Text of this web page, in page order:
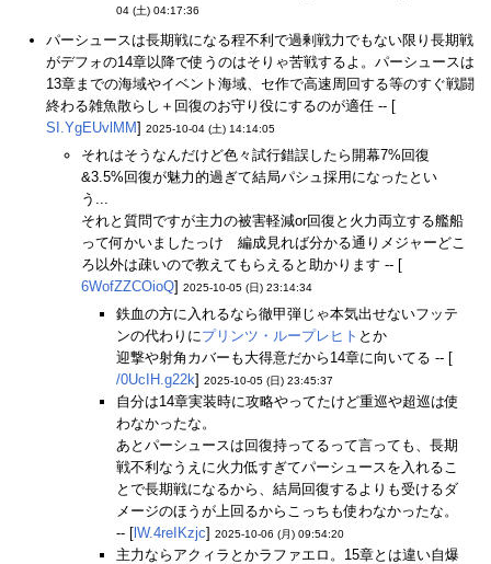
04 (土) 04:17:36
パーシュースは長期戦になる程不利で過剰戦力でもない限り長期戦
がデフォの14章以降で使うのはそりゃ苦戦するよ。パーシュースは
13章までの海域やイベント海域、セ作で高速周回する等のすぐ戦闘
終わる雑魚散らし＋回復のお守り役にするのが適任 -- [
SI.YgEUvlMM] 2025-10-04 (土) 14:14:05
それはそうなんだけど色々試行錯誤したら開幕7%回復
&3.5%回復が魅力的過ぎて結局パシュ採用になったとい
う...
それと質問ですが主力の被害軽減or回復と火力両立する艦船
って何かいましたっけ 編成見れば分かる通りメジャーどこ
ろ以外は疎いので教えてもらえると助かります -- [
6WofZZCOioQ] 2025-10-05 (日) 23:14:34
鉄血の方に入れるなら徹甲弾じゃ本気出せないフッテ
ンの代わりにプリンツ・ループレヒト とか
迎撃や射角カバーも大得意だから14章に向いてる -- [
/0UcIH.g22k] 2025-10-05 (日) 23:45:37
自分は14章実装時に攻略やってたけど重巡や超巡は使
わなかったな。
あとパーシュースは回復持ってるって言っても、長期
戦不利なうえに火力低すぎてパーシュースを入れるこ
とで長期戦になるから、結局回復するよりも受けるダ
メージのほうが上回るからこっちも使わなかったな。
-- [ lW.4reIKzjc] 2025-10-06 (月) 09:54:20
主力ならアクィラとかラファエロ。15章とは違い自爆